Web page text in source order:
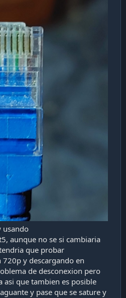
usando
aunque no se si cambiaria
que probar
y descargando en
de desconexion pero
asi que tambien es posible
y pase que se sature y